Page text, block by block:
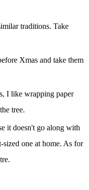
traditions. Take
Xmas and take them
I like wrapping paper
tree.
it doesn't go along with
one at home. As for